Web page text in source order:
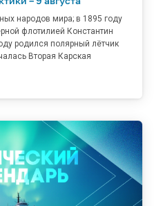
народов мира; в 1895 году
флотилией Константин
родился полярный лётчик
Вторая Карская